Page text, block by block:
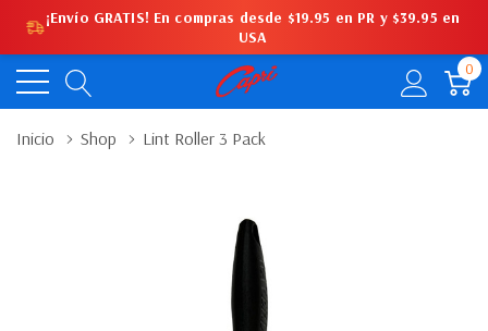
¡Envío GRATIS! En compras desde $19.95 en PR y $39.95 en
USA
0
Inicio Shop Lint Roller 3 Pack